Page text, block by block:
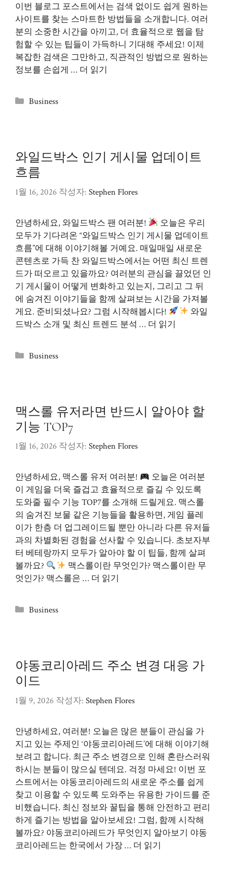
이번 블로그 포스트에서는 검색 없이도 쉽게 원하는
사이트를 찾는 스마트한 방법들을 소개합니다. 여러
분의 소중한 시간을 아끼고, 더 효율적으로 웹을 탐
험할 수 있는 팁들이 가득하니 기대해 주세요! 이제
복잡한 검색은 그만하고, 직관적인 방법으로 원하는
정보를 손쉽게 … 더 읽기
카
Business
와일드박스 인기 게시물 업데이트
흐름
1월 16, 2026 작성자: Stephen Flores
안녕하세요, 와일드박스 팬 여러분!
오늘은 우리
모두가 기다려온 “와일드박스 인기 게시물 업데이트
흐름”에 대해 이야기해볼 거예요. 매일매일 새로운
콘텐츠로 가득 찬 와일드박스에서는 어떤 최신 트렌
드가 떠오르고 있을까요? 여러분의 관심을 끌었던 인
기 게시물이 어떻게 변화하고 있는지, 그리고 그 뒤
에 숨겨진 이야기들을 함께 살펴보는 시간을 가져볼
게요. 준비되셨나요? 그럼 시작해봅시다!
와일
드박스 소개 및 최신 트렌드 분석 … 더 읽기
카
Business
맥스롤 유저라면 반드시 알아야 할
기능 TOP7
1월 16, 2026 작성자: Stephen Flores
안녕하세요, 맥스롤 유저 여러분!
오늘은 여러분
이 게임을 더욱 즐겁고 효율적으로 즐길 수 있도록
도와줄 필수 기능 TOP7를 소개해 드릴게요. 맥스롤
의 숨겨진 보물 같은 기능들을 활용하면, 게임 플레
이가 한층 더 업그레이드될 뿐만 아니라 다른 유저들
과의 차별화된 경험을 선사할 수 있습니다. 초보자부
터 베테랑까지 모두가 알아야 할 이 팁들, 함께 살펴
볼까요?
맥스롤이란 무엇인가? 맥스롤이란 무
엇인가? 맥스롤은 … 더 읽기
카
Business
야동코리아레드 주소 변경 대응 가
이드
1월 9, 2026 작성자: Stephen Flores
안녕하세요, 여러분! 오늘은 많은 분들이 관심을 가
지고 있는 주제인 ‘야동코리아레드’에 대해 이야기해
보려고 합니다. 최근 주소 변경으로 인해 혼란스러워
하시는 분들이 많으실 텐데요. 걱정 마세요! 이번 포
스트에서는 야동코리아레드의 새로운 주소를 쉽게
찾고 이용할 수 있도록 도와주는 유용한 가이드를 준
비했습니다. 최신 정보와 꿀팁을 통해 안전하고 편리
하게 즐기는 방법을 알아보세요! 그럼, 함께 시작해
볼까요? 야동코리아레드가 무엇인지 알아보기 야동
코리아레드는 한국에서 가장 … 더 읽기